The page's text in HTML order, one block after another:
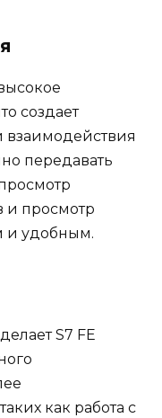
создает
взаимодействия
передавать
и просмотр
и удобным.
S7 FE
как работа с